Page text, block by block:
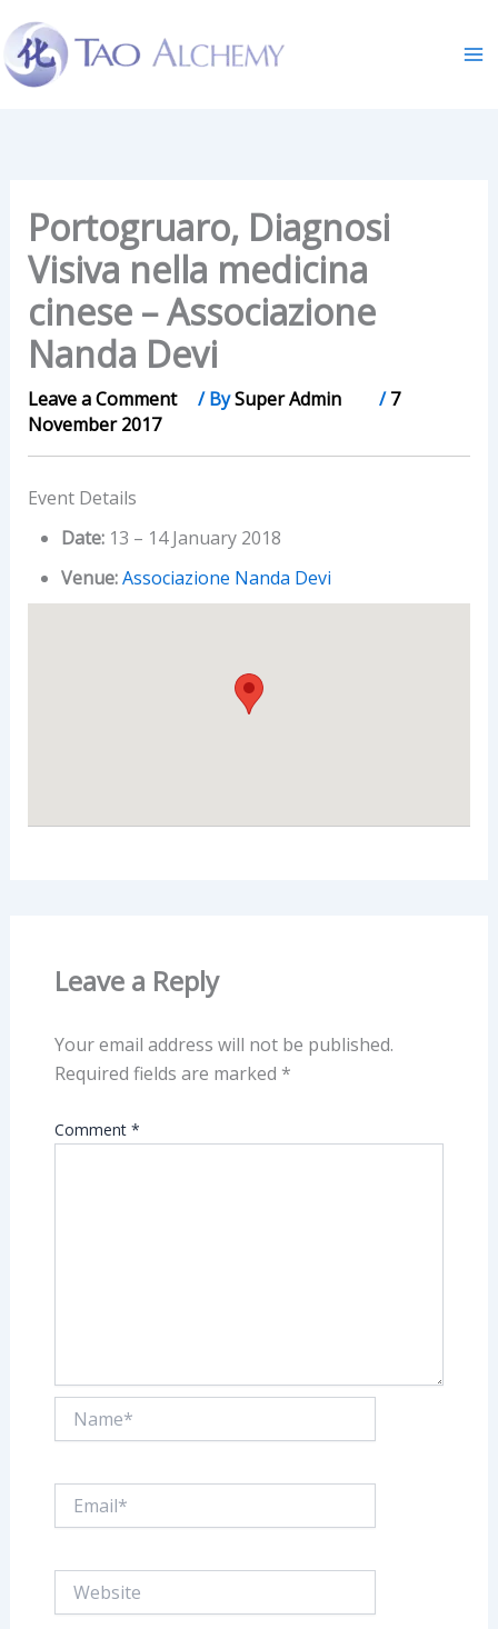
content
Portogruaro, Diagnosi
Visiva nella medicina
cinese – Associazione
Nanda Devi
Leave a Comment / BySuper Admin /7
November 2017
Event Details
Date: 13 – 14 January 2018
Venue:Associazione Nanda Devi
Leave a Reply
Your email address will not be published.
Required fields are marked *
Comment *